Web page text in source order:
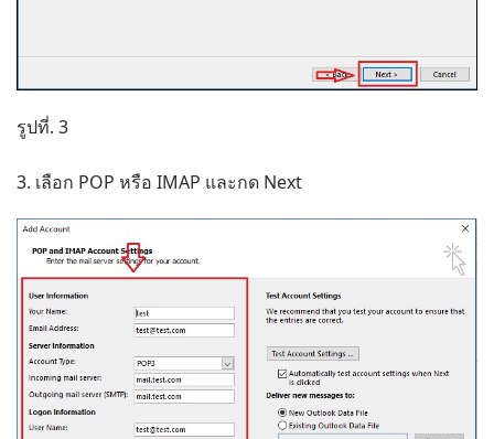
รูปที่. 3
3. เลือก POP หรือ IMAP และกด Next